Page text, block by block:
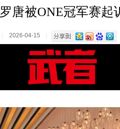
罗唐被ONE冠军赛起
2026-04-15